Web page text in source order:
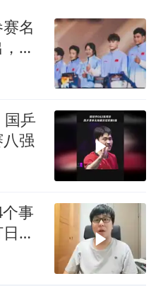
名
男
国乒
强
事
本